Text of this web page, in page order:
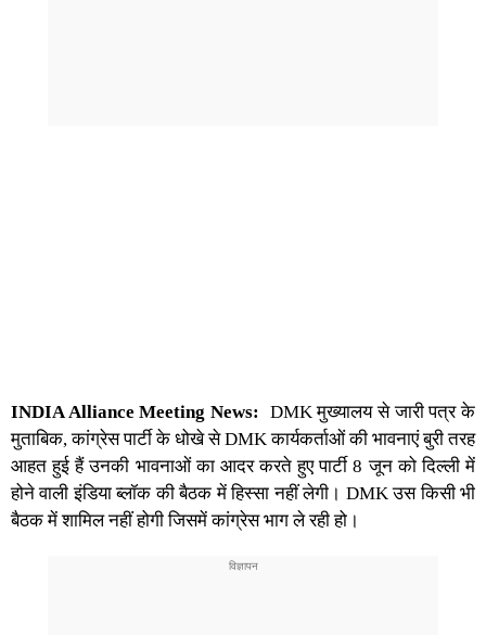
INDIA Alliance Meeting News: DMK मुख्यालय से जारी पत्र के
मुताबिक, कांग्रेस पार्टी के धोखे से DMK कार्यकर्ताओं की भावनाएं बुरी तरह
आहत हुई हैं उनकी भावनाओं का आदर करते हुए पार्टी 8 जून को दिल्ली में
होने वाली इंडिया ब्लॉक की बैठक में हिस्सा नहीं लेगी। DMK उस किसी भी
बैठक में शामिल नहीं होगी जिसमें कांग्रेस भाग ले रही हो।